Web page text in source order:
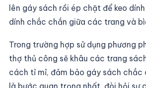
lên gáy sách rồi ép chặt để keo
dính chắc chắn giữa các trang và
Trong trường hợp sử dụng phương
thợ thủ công sẽ khâu các trang
cách tỉ mỉ, đảm bảo gáy sách chắc